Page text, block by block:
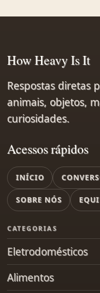
Acessos rápidos
INÍCIO
SOBRE NÓS
CATEGORIAS
Eletrodomésticos
Alimentos
How Heavy Is It
Respostas diretas
animais, objetos,
curiosidades.